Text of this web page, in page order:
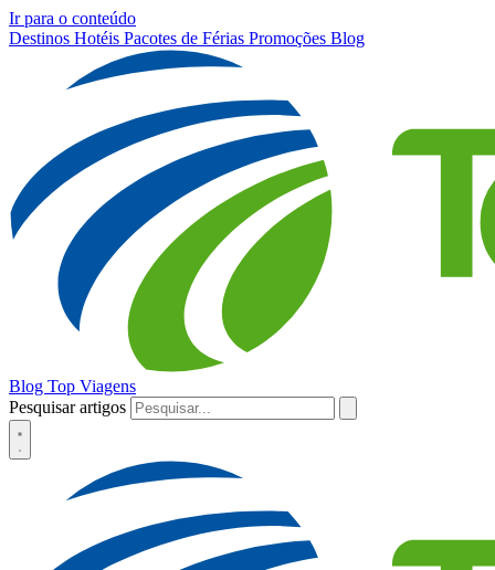
Ir para o conteúdo
Destinos Hotéis Pacotes de Férias Promoções Blog
Blog Top Viagens
Pesquisar artigos